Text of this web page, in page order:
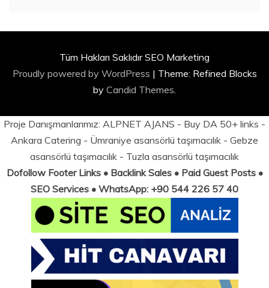
Tüm Hakları Saklıdır SEO Marketing
Proudly powered by WordPress | Theme: Refined Blocks
by Candid Themes
Proje Danışmanlarımız: ALPNET AJANS - Buy DA 50+ links -
Ankara Catering - Ümraniye asansörlü taşımacılık - Gebze
asansörlü taşımacılık - Tuzla asansörlü taşımacılık
Dofollow Footer Links • Backlink Sales • Paid Guest Posts •
SEO Services • WhatsApp: +90 544 226 57 40